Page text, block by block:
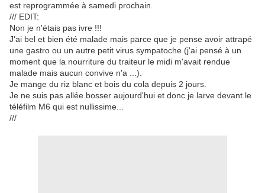
est reprogrammée à samedi prochain.
/// EDIT:
Non je n'étais pas ivre !!!
J'ai bel et bien été malade mais parce que je pense avoir attrapé
une gastro ou un autre petit virus sympatoche (j'ai pensé à un
moment que la nourriture du traiteur le midi m'avait rendue
malade mais aucun convive n'a ...).
Je mange du riz blanc et bois du cola depuis 2 jours.
Je ne suis pas allée bosser aujourd'hui et donc je larve devant le
téléfilm M6 qui est nullissime...
///